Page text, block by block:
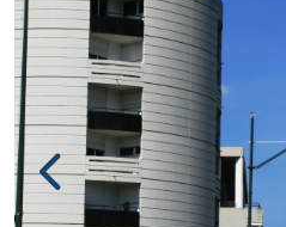
Previous